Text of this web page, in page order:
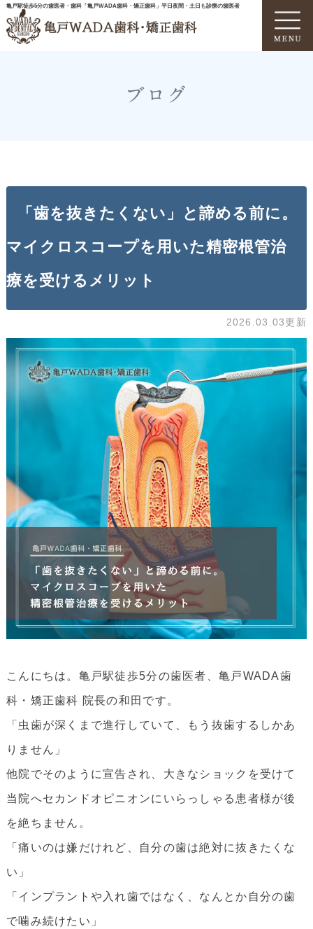
亀戸駅徒歩5分の歯医者・歯科「亀戸WADA歯科・矯正歯科」平日夜間・土日も診療の歯医者
ブログ
「歯を抜きたくない」と諦める前に。
マイクロスコープを用いた精密根管治
療を受けるメリット
2026.03.03更新
こんにちは。亀戸駅徒歩5分の歯医者、亀戸WADA歯
科・矯正歯科 院長の和田です。
「虫歯が深くまで進行していて、もう抜歯するしかあ
りません」
他院でそのように宣告され、大きなショックを受けて
当院へセカンドオピニオンにいらっしゃる患者様が後
を絶ちません。
「痛いのは嫌だけれど、自分の歯は絶対に抜きたくな
い」
「インプラントや入れ歯ではなく、なんとか自分の歯
で噛み続けたい」